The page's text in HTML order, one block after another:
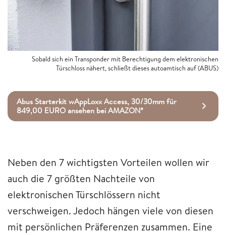
Sobald sich ein Transponder mit Berechtigung dem elektronischen
Türschloss nähert, schließt dieses autoamtisch auf (ABUS)
Abus Starterkit wAppLoxx Access, 30/30mm für
849,00 EURO ansehen bei AMAZON*
Neben den 7 wichtigsten Vorteilen wollen wir
auch die 7 größten Nachteile von
elektronischen Türschlössern nicht
verschweigen. Jedoch hängen viele von diesen
mit persönlichen Präferenzen zusammen. Eine